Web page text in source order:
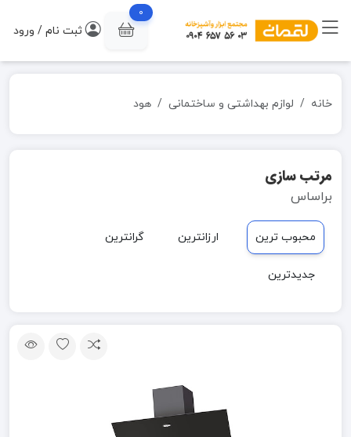
0
ثبت نام / ورود
خانه لوازم بهداشتی و ساختمانی هود
مرتب سازی
براساس
محبوب ترین ارزانترین گرانترین
جدیدترین